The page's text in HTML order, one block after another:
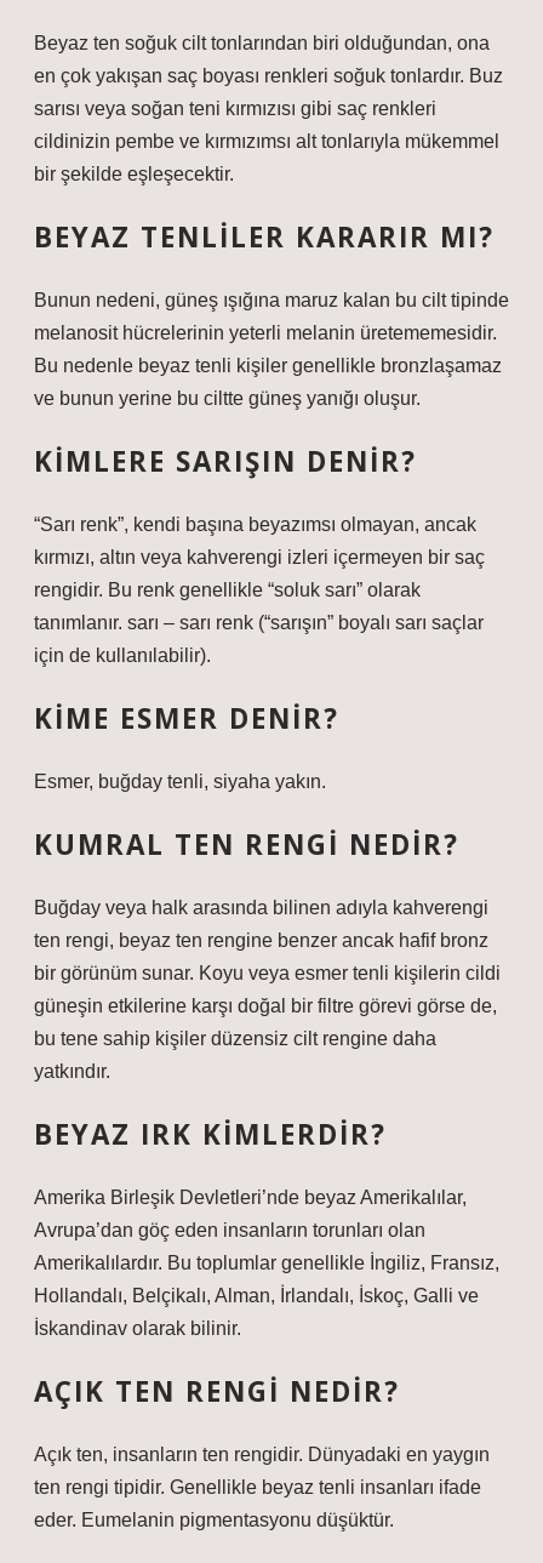
Beyaz ten soğuk cilt tonlarından biri olduğundan, ona
en çok yakışan saç boyası renkleri soğuk tonlardır. Buz
sarısı veya soğan teni kırmızısı gibi saç renkleri
cildinizin pembe ve kırmızımsı alt tonlarıyla mükemmel
bir şekilde eşleşecektir.
BEYAZ TENLILER KARARIR MI?
Bunun nedeni, güneş ışığına maruz kalan bu cilt tipinde
melanosit hücrelerinin yeterli melanin üretememesidir.
Bu nedenle beyaz tenli kişiler genellikle bronzlaşamaz
ve bunun yerine bu ciltte güneş yanığı oluşur.
KIMLERE SARIŞIN DENIR?
“Sarı renk”, kendi başına beyazımsı olmayan, ancak
kırmızı, altın veya kahverengi izleri içermeyen bir saç
rengidir. Bu renk genellikle “soluk sarı” olarak
tanımlanır. sarı – sarı renk (“sarışın” boyalı sarı saçlar
için de kullanılabilir).
KIME ESMER DENIR?
Esmer, buğday tenli, siyaha yakın.
KUMRAL TEN RENGI NEDIR?
Buğday veya halk arasında bilinen adıyla kahverengi
ten rengi, beyaz ten rengine benzer ancak hafif bronz
bir görünüm sunar. Koyu veya esmer tenli kişilerin cildi
güneşin etkilerine karşı doğal bir filtre görevi görse de,
bu tene sahip kişiler düzensiz cilt rengine daha
yatkındır.
BEYAZ IRK KIMLERDIR?
Amerika Birleşik Devletleri’nde beyaz Amerikalılar,
Avrupa’dan göç eden insanların torunları olan
Amerikalılardır. Bu toplumlar genellikle İngiliz, Fransız,
Hollandalı, Belçikalı, Alman, İrlandalı, İskoç, Galli ve
İskandinav olarak bilinir.
AÇIK TEN RENGI NEDIR?
Açık ten, insanların ten rengidir. Dünyadaki en yaygın
ten rengi tipidir. Genellikle beyaz tenli insanları ifade
eder. Eumelanin pigmentasyonu düşüktür.